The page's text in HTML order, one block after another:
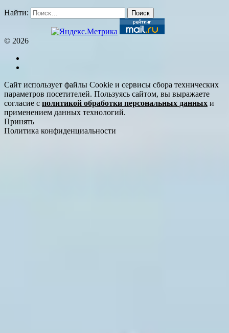
Найти:
© 2026
Сайт использует файлы Cookie и сервисы сбора технических
параметров посетителей. Пользуясь сайтом, вы выражаете
согласие с политикой обработки персональных данных и
применением данных технологий.
Принять
Политика конфиденциальности